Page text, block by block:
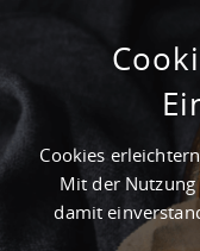
NEUWERTIG -
WUPPERTAL
Startseite
Cookies
Mit der Nutzung
damit